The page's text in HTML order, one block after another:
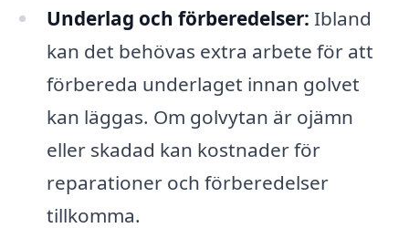
Underlag och förberedelser: Ibland
kan det behövas extra arbete för att
förbereda underlaget innan golvet
kan läggas. Om golvytan är ojämn
eller skadad kan kostnader för
reparationer och förberedelser
tillkomma.